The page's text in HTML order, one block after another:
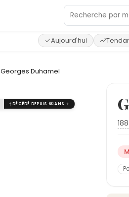
Aujourd'hui
Georges Duhamel
† DÉCÉDÉ DEPUIS 60 ANS →